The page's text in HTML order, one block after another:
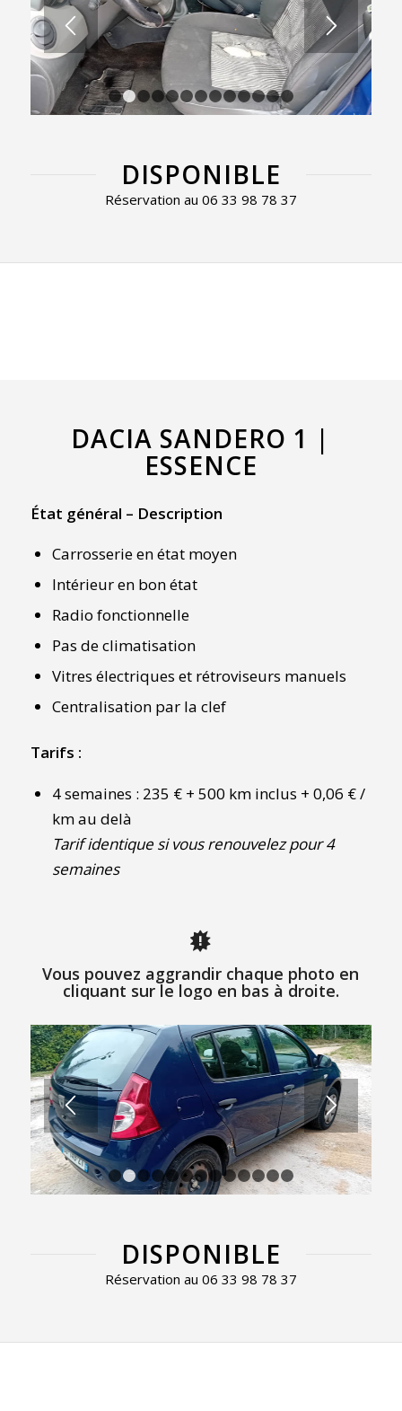
1 2 3 4 5 6 7 8 9 1011 12
DISPONIBLE
Réservation au 06 33 98 78 37
DACIA SANDERO 1 |
ESSENCE
État général – Description
Carrosserie en état moyen
Intérieur en bon état
Radio fonctionnelle
Pas de climatisation
Vitres électriques et rétroviseurs manuels
Centralisation par la clef
Tarifs :
4 semaines : 235 € + 500 km inclus + 0,06 € /
km au delà
Tarif identique si vous renouvelez pour 4
semaines
Vous pouvez aggrandir chaque photo en
cliquant sur le logo en bas à droite.
1 2 3 4 5 6 7 9 101112
DISPONIBLE
Réservation au 06 33 98 78 37